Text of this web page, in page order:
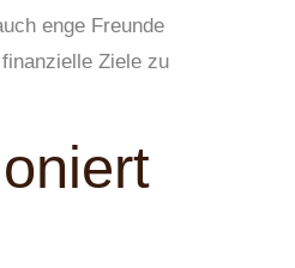
enge Freunde
Ziele zu